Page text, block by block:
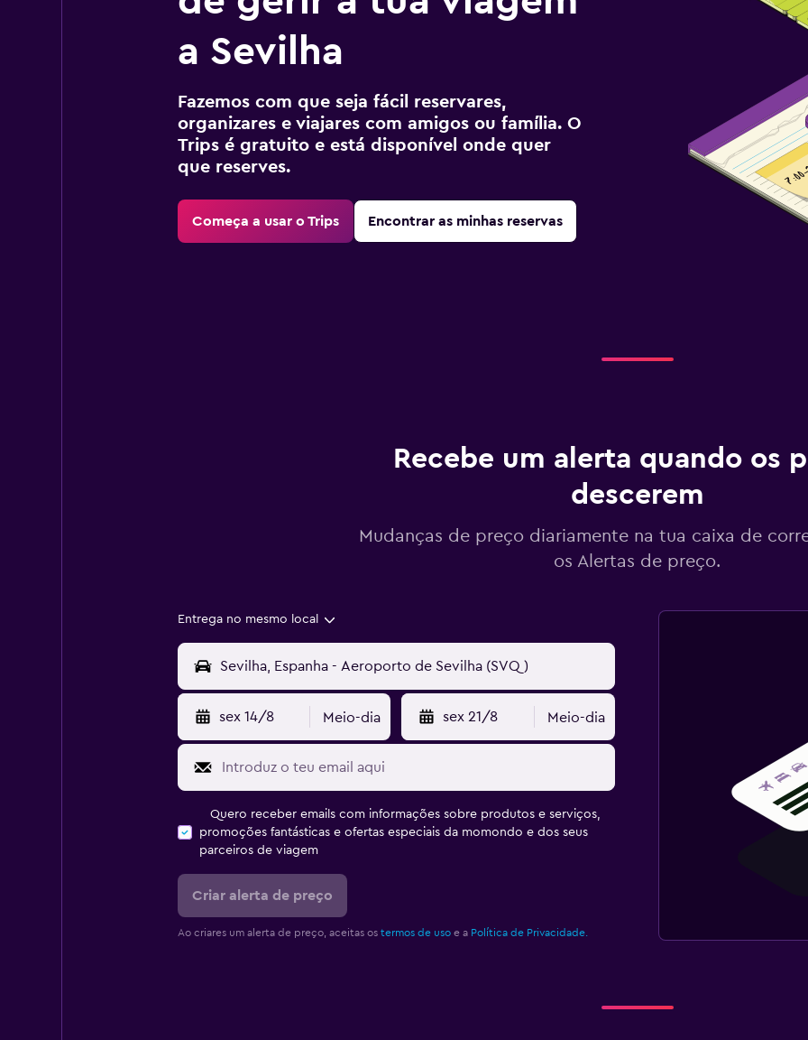
a Sevilha
Fazemos com que seja fácil reservares,
organizares e viajares com amigos ou família. O
Trips é gratuito e está disponível onde quer
que reserves.
Começa a usar o Trips Encontrar as minhas reservas
Recebe um alerta quando os
descerem
Mudanças de preço diariamente na tua caixa de
os Alertas de preço.
Entrega no mesmo local
sex 14/8 Meio-dia sex 21/8 Meio-dia
Quero receber emails com informações sobre produtos e serviços,
promoções fantásticas e ofertas especiais da momondo e dos seus
parceiros de viagem
Criar alerta de preço
Ao criares um alerta de preço, aceitas os termos de usoe a Política de Privacidade.